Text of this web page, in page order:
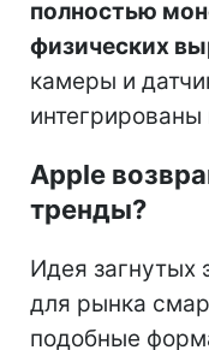
полностью
физических
камеры и
Apple
тренды?
Идея загнутых
для рынка
подобные